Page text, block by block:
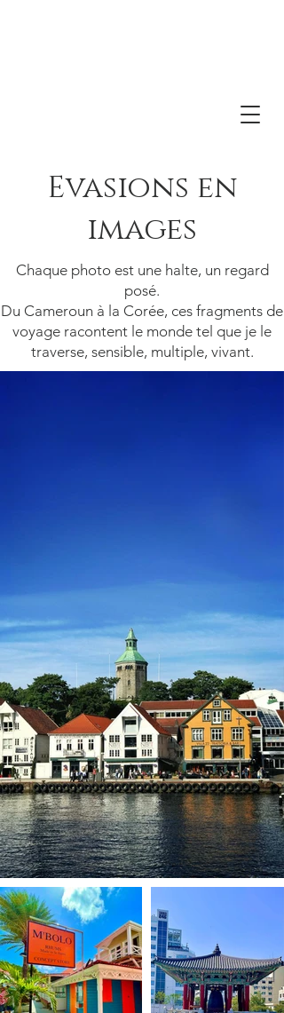
Evasions en
images
Chaque photo est une halte, un regard
posé.
Du Cameroun à la Corée, ces fragments de
voyage racontent le monde tel que je le
traverse, sensible, multiple, vivant.